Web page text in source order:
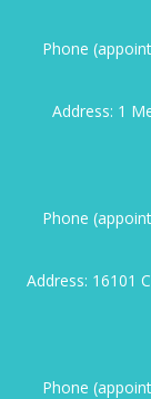
Phone
Address: 1
Phone
Address: 16101
Phone